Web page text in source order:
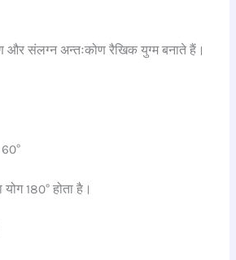
और संलग्न अन्तःकोण रैखिक युग्म बनाते हैं।
180° होता है।